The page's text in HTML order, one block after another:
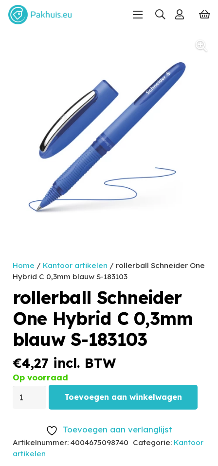
Home / Kantoor artikelen / rollerball Schneider One
Hybrid C 0,3mm blauw S-183103
rollerball Schneider
One Hybrid C 0,3mm
blauw S-183103
€4,27 incl. BTW
Op voorraad
Toevoegen aan winkelwagen
Toevoegen aan verlanglijst
Artikelnummer: 4004675098740 Categorie: Kantoor
artikelen